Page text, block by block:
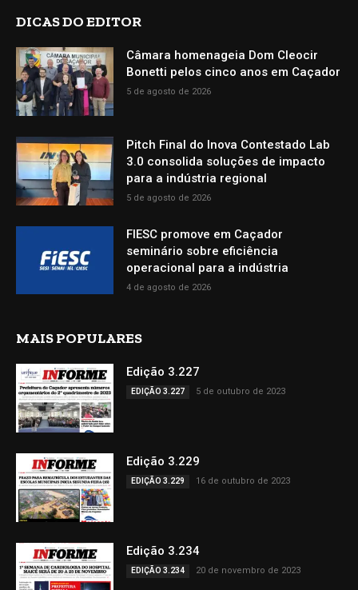
DICAS DO EDITOR
Câmara homenageia Dom Cleocir
Bonetti pelos cinco anos em Caçador
5 de agosto de 2026
Pitch Final do Inova Contestado Lab
3.0 consolida soluções de impacto
para a indústria regional
5 de agosto de 2026
FIESC promove em Caçador
seminário sobre eficiência
operacional para a indústria
4 de agosto de 2026
MAIS POPULARES
Edição 3.227
EDIÇÃO 3.227 5 de outubro de 2023
Edição 3.229
EDIÇÃO 3.229 16 de outubro de 2023
Edição 3.234
EDIÇÃO 3.234 20 de novembro de 2023